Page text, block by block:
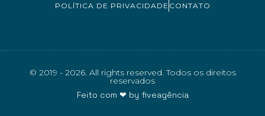
POLÍTICA DE PRIVACIDADE CONTATO
© 2019 - 2026. All rights reserved. Todos os direitos
reservados
Feito com ❤ by fiveagência